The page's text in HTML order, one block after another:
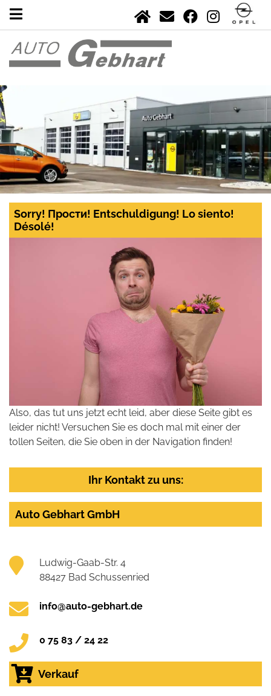
Sorry! Прости! Entschuldigung! Lo siento!
Désolé!
Also, das tut uns jetzt echt leid, aber diese Seite gibt es
leider nicht! Versuchen Sie es doch mal mit einer der
tollen Seiten, die Sie oben in der Navigation finden!
Ihr Kontakt zu uns:
Auto Gebhart GmbH
Ludwig-Gaab-Str. 4
88427 Bad Schussenried
info@auto-gebhart.de
0 75 83 / 24 22
Verkauf